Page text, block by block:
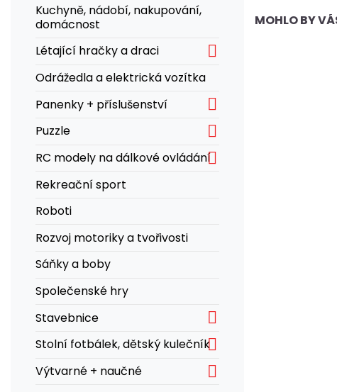
Kuchyně, nádobí, nakupování,
domácnost
Létající hračky a draci

Odrážedla a elektrická vozítka
Panenky + příslušenství

Puzzle 
RC modely na dálkové ovládání
Rekreační sport
Roboti
Rozvoj motoriky a tvořivosti
Sáňky a boby
Společenské hry
Stavebnice

Stolní fotbálek, dětský kulečník
Výtvarné + naučné 
MOHLO BY